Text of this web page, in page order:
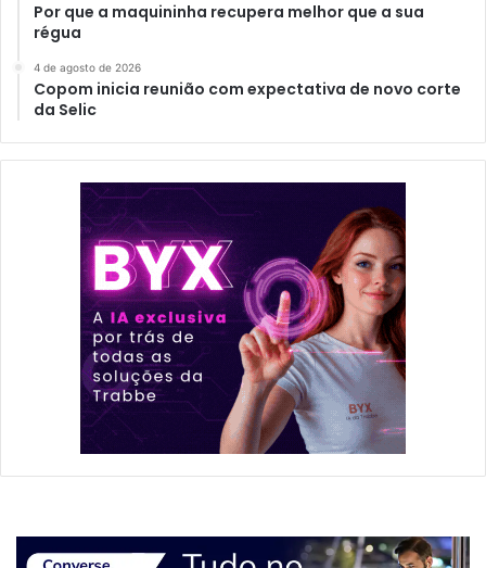
Por que a maquininha recupera melhor que a sua
régua
4 de agosto de 2026
Copom inicia reunião com expectativa de novo corte
da Selic